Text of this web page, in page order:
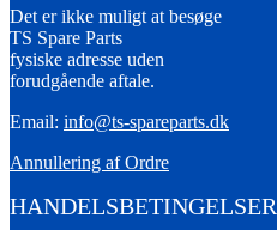
Det er ikke muligt at besøge
TS Spare Parts
fysiske adresse uden
forudgående aftale.
Email: info@ts-spareparts.dk
Annullering af Ordre
HANDELSBETINGELSER